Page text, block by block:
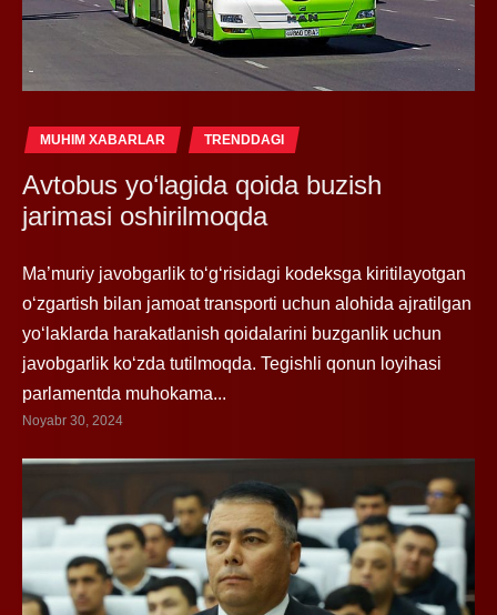
MUHIM XABARLAR TRENDDAGI
Avtobus yo‘lagida qoida buzish
jarimasi oshirilmoqda
Ma’muriy javobgarlik to‘g‘risidagi kodeksga kiritilayotgan
o‘zgartish bilan jamoat transporti uchun alohida ajratilgan
yo‘laklarda harakatlanish qoidalarini buzganlik uchun
javobgarlik ko‘zda tutilmoqda. Tegishli qonun loyihasi
parlamentda muhokama...
Noyabr 30, 2024